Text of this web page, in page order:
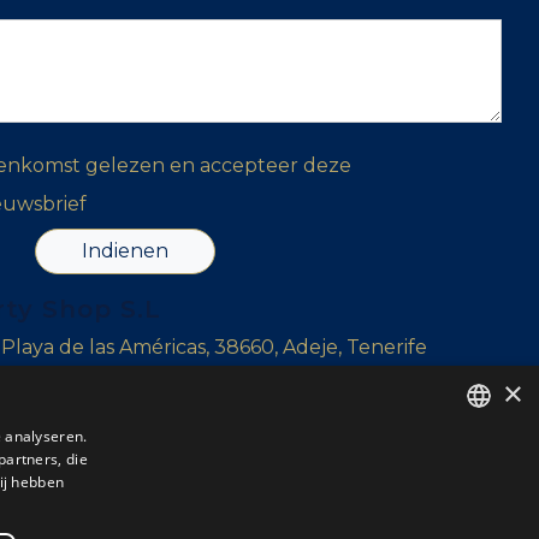
gelezen en accepteer deze
Indienen
de las Américas, 38660, Adeje, Tenerife
38639, Tenerife
Sur, Tenerife
×
die
hebben